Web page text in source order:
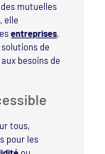
mutuelles
elle
entreprises,
de
besoins de
tous,
pour les